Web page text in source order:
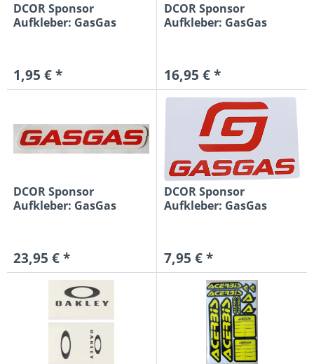
DCOR Sponsor
Aufkleber: GasGas
1,95 € *
DCOR Sponsor
Aufkleber: GasGas
16,95 € *
DCOR Sponsor
Aufkleber: GasGas
23,95 € *
DCOR Sponsor
Aufkleber: GasGas
7,95 € *